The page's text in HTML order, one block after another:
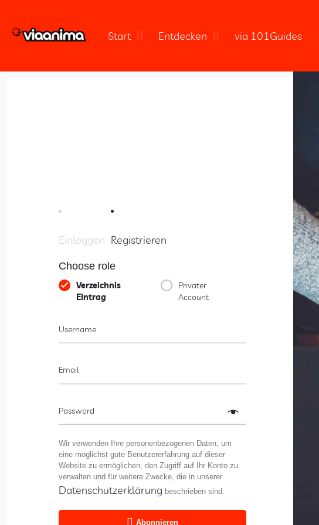
Start Entdecken via 101Guides
Einloggen Registrieren
Choose role
Verzeichnis
Eintrag
Privater
Account
Username
Email
Password
Wir verwenden Ihre personenbezogenen Daten, um
eine möglichst gute Benutzererfahrung auf dieser
Website zu ermöglichen, den Zugriff auf Ihr Konto zu
verwalten und für weitere Zwecke, die in unserer
Datenschutzerklärung beschrieben sind.
Abonnieren